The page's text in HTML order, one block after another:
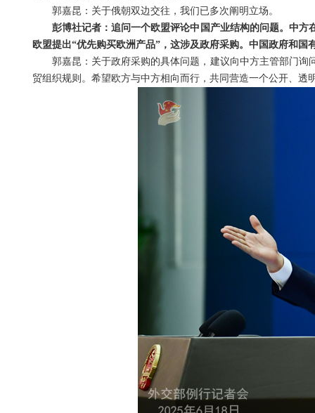
郭嘉昆：关于俄朝双边交往，我们已多次阐明立场。
彭博社记者：追问一个欧盟评论中国产业结构的问题。中
欧盟提出“优先购买欧洲产品”，这涉及政府采购。中国政府和
郭嘉昆：关于政府采购的具体问题，建议向中方主管部门
贸组织规则。希望欧方与中方相向而行，共同营造一个公开、